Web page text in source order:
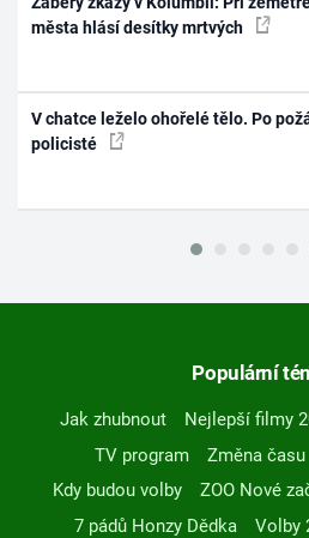
města hlásí desítky mrtvých
V chatce leželo ohořelé tělo. Po
policisté
Populární
Jak zhubnout Nejlepší filmy
TV program
Změna času
Kdy budou volby
ZOO Nové
7 pádů Honzy Dědka
Volby